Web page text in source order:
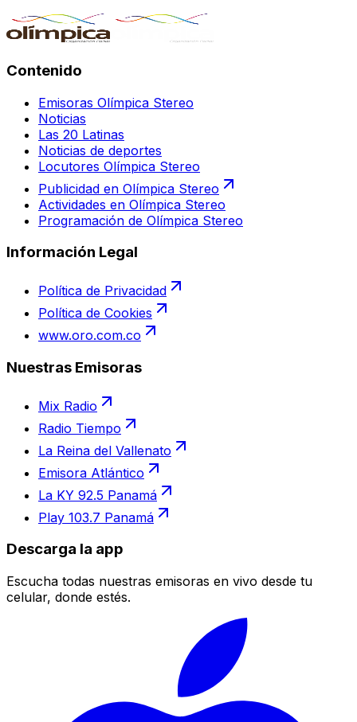
Contenido
Emisoras Olímpica Stereo
Noticias
Las 20 Latinas
Noticias de deportes
Locutores Olímpica Stereo
Publicidad en Olímpica Stereo
Actividades en Olímpica Stereo
Programación de Olímpica Stereo
Información Legal
Política de Privacidad
Política de Cookies
www.oro.com.co
Nuestras Emisoras
Mix Radio
Radio Tiempo
La Reina del Vallenato
Emisora Atlántico
La KY 92.5 Panamá
Play 103.7 Panamá
Descarga la app
Escucha todas nuestras emisoras en vivo desde tu
celular, donde estés.